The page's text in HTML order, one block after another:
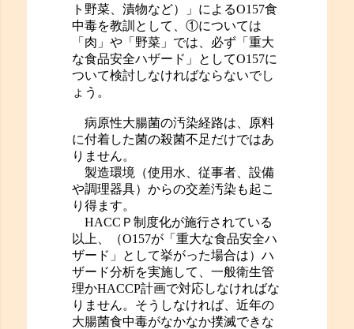
ト野菜、漬物など）」によるO157食
中毒を教訓として、①については
「肉」や「野菜」では、必ず「重大
な食品安全ハザード」としてO157に
ついて検討しなければならないでし
ょう。
病原性大腸菌の汚染経路は、原料
に付着した菌の殺菌不足だけではあ
りません。
製造環境（使用水、従事者、設備
や調理器具）からの交差汚染も起こ
り得ます。
HACCＰ制度化が施行されている
以上、（O157が「重大な食品安全ハ
ザード」として挙がった場合は）ハ
ザード分析を実施して、一般衛生管
理かHACCP計画で対応しなければな
りません。そうしなければ、近年の
大腸菌食中毒がなかなか撲滅できな